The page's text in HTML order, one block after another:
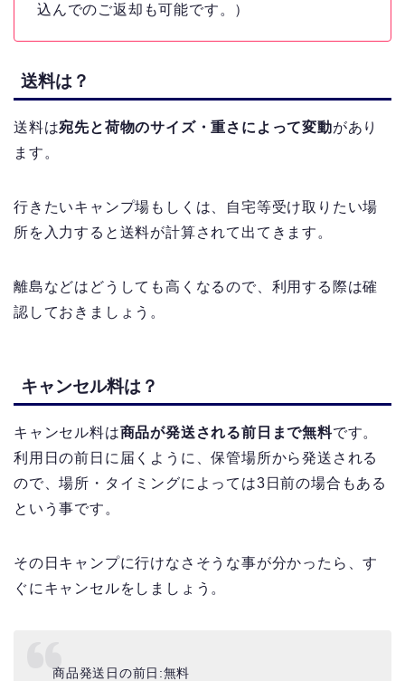
込んでのご返却も可能です。）
送料は？
送料は宛先と荷物のサイズ・重さによって変動があり
ます。
行きたいキャンプ場もしくは、自宅等受け取りたい場
所を入力すると送料が計算されて出てきます。
離島などはどうしても高くなるので、利用する際は確
認しておきましょう。
キャンセル料は？
キャンセル料は商品が発送される前日まで無料です。
利用日の前日に届くように、保管場所から発送される
ので、場所・タイミングによっては3日前の場合もある
という事です。
その日キャンプに行けなさそうな事が分かったら、す
ぐにキャンセルをしましょう。
商品発送日の前日:無料